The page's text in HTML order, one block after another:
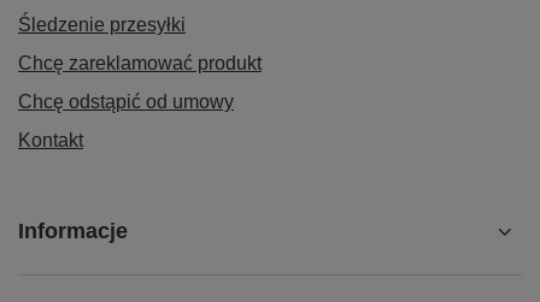
Śledzenie przesyłki
Chcę zareklamować produkt
Chcę odstąpić od umowy
Kontakt
Informacje